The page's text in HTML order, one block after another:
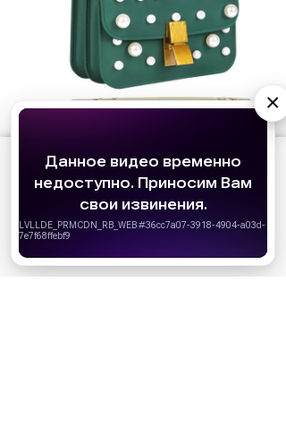
АО «Издательство СЕМЬ ДНЕЙ»использует
для персонализации сервисов и
удобства пользователей. Вы можете
запретить сохранение cookie в настройках
своего браузера.
×